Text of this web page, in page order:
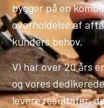
bygger på en
overholdelse af
kunders behov.
Vi har over 20 års
og vores
levere resultater,